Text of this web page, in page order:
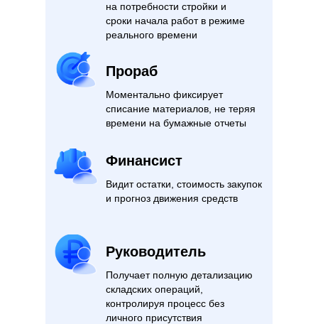
Финансист
Видит остатки, стоимость закупок
и прогноз движения средств
Руководитель
Получает полную детализацию
складских операций,
контролируя процесс без
личного присутствия
Прораб
Моментально фиксирует
списание материалов, не теряя
времени на бумажные отчеты
на потребности стройки и
сроки начала работ в режиме
реального времени